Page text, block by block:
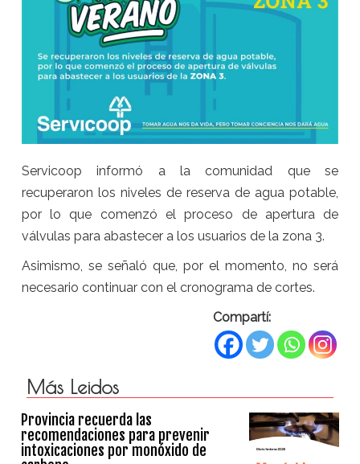
Servicoop informó a la comunidad que se
recuperaron los niveles de reserva de agua potable,
por lo que comenzó el proceso de apertura de
válvulas para abastecer a los usuarios de la zona 3.
Asimismo, se señaló que, por el momento, no será
necesario continuar con el cronograma de cortes.
Compartí:
Más Leidos
Provincia recuerda las
recomendaciones para prevenir
intoxicaciones por monóxido de